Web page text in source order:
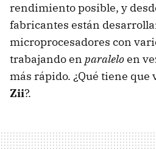
rendimiento posible, y
fabricantes están
microprocesadores con
trabajando en paraleloen
más rápido. ¿Qué tiene que
Zii?.